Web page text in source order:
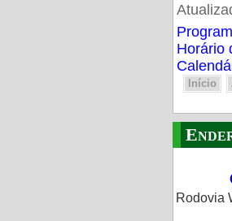
Horário
Início
Rodovia